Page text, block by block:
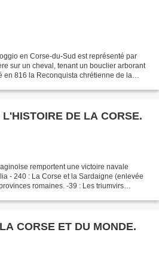
en Corse-du-Sud est représenté par
sur un cheval, tenant un bouclier arborant
en 816 la Reconquista chrétienne de la
DE LA CORSE.
remportent une victoire navale
- 240 : La Corse et la Sardaigne (enlevée
romaines. -39 : Les triumvirs
CORSE ET DU MONDE.